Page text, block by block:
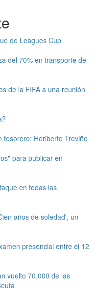
de Leagues Cup
del 70% en transporte de
de la FIFA a una reunión
tesorero: Heriberto Treviño
para publicar en
en todas las
años de soledad', un
presencial entre el 12
vuelto 70,000 de las